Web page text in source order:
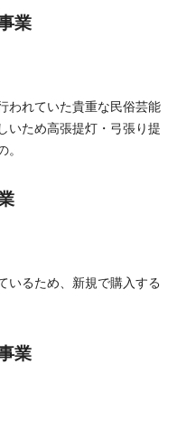
業
われていた貴重な民俗芸能
いため高張提灯・弓張り提
。
いるため、新規で購入する
業